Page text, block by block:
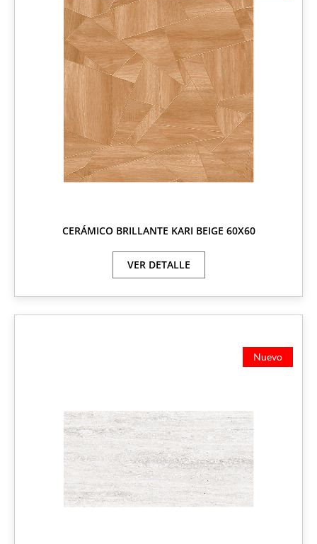
CERÁMICO BRILLANTE KARI BEIGE 60X60
VER DETALLE
Nuevo